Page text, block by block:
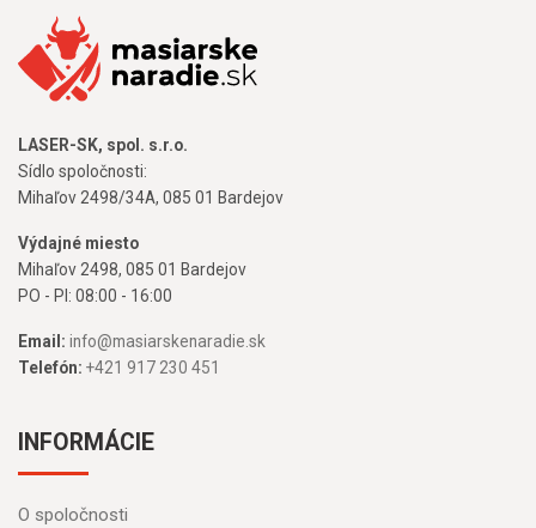
LASER-SK, spol. s.r.o.
Sídlo spoločnosti:
Mihaľov 2498/34A, 085 01 Bardejov
Výdajné miesto
Mihaľov 2498, 085 01 Bardejov
PO - PI: 08:00 - 16:00
Email: info@masiarskenaradie.sk
Telefón: +421 917 230 451
INFORMÁCIE
O spoločnosti